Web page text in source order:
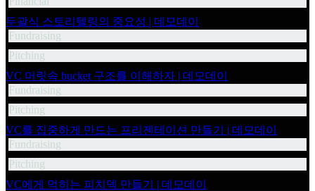
두괄식 스토리텔링의 중요성 | 데모데이
Fundraising
Pitching
VC 머릿속 bucket 구조를 이해하자 | 데모데이
Fundraising
Pitching
VC를 집중하게 만드는 프리젠테이션 만들기 | 데모데이
Fundraising
Pitching
VC에게 먹히는 피치덱 만들기 | 데모데이